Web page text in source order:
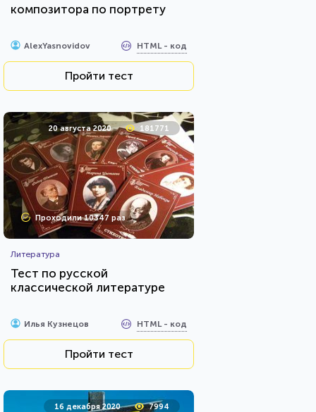
композитора по портрету
AlexYasnovidov HTML - код
Пройти тест
20 августа 2020 181771
Проходили 10347 раз
Литература
Тест по русской
классической литературе
Илья Кузнецов HTML - код
Пройти тест
16 декабря 2020 7994